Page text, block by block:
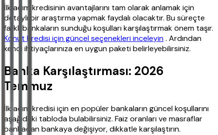
İlk adım kredisinin avantajlarını tam olarak anlamak için
detaylı bir araştırma yapmak faydalı olacaktır. Bu süreçte
farklı bankaların sunduğu koşulları karşılaştırmak önem taşır.
Konut Kredisi için güncel seçenekleri inceleyin. Ardından
kendi ihtiyaçlarınıza en uygun paketi belirleyebilirsiniz.
Banka Karşılaştırması: 2026
Temmuz
İlk adım kredisi için en popüler bankaların güncel koşullarını
aşağıdaki tabloda bulabilirsiniz. Faiz oranları ve masraflar
bankadan bankaya değişiyor, dikkatle karşılaştırın.